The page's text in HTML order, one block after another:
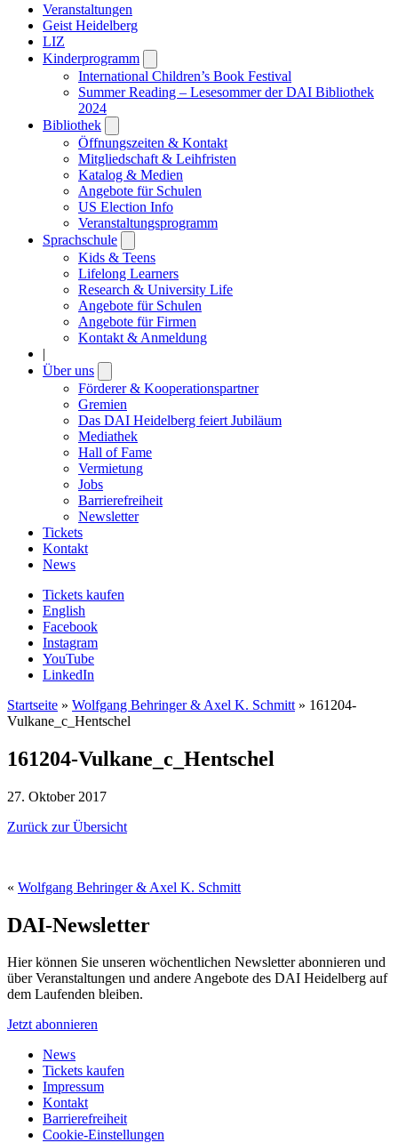
Veranstaltungen
Geist Heidelberg
LIZ
Kinderprogramm
submenu
International Children’s Book Festival
Summer Reading – Lesesommer der DAI Bibliothek
2024
Bibliothek
submenu
Öffnungszeiten & Kontakt
Mitgliedschaft & Leihfristen
Katalog & Medien
Angebote für Schulen
US Election Info
Veranstaltungsprogramm
Sprachschule
submenu
Kids & Teens
Lifelong Learners
Research & University Life
Angebote für Schulen
Angebote für Firmen
Kontakt & Anmeldung
|
Über uns
submenu
Förderer & Kooperationspartner
Gremien
Das DAI Heidelberg feiert Jubiläum
Mediathek
Hall of Fame
Vermietung
Jobs
Barrierefreiheit
Newsletter
Tickets
Kontakt
News
Tickets kaufen
English
Facebook
Instagram
YouTube
LinkedIn
Startseite » Wolfgang Behringer & Axel K. Schmitt » 161204-
Vulkane_c_Hentschel
161204-Vulkane_c_Hentschel
27. Oktober 2017
Zurück zur Übersicht
« Wolfgang Behringer & Axel K. Schmitt
DAI-Newsletter
Hier können Sie unseren wöchentlichen Newsletter abonnieren und
über Veranstaltungen und andere Angebote des DAI Heidelberg auf
dem Laufenden bleiben.
Jetzt abonnieren
News
Tickets kaufen
Impressum
Kontakt
Barrierefreiheit
Cookie-Einstellungen